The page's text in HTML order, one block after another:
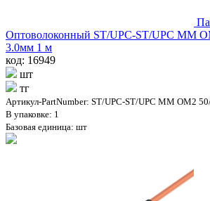
Оптоволоконный ST/UPC-ST/UPC MM
3.0мм 1 м
код: 16949
шт
тг
Артикул-PartNumber: ST/UPC-ST/UPC MM OM2
В упаковке: 1
Базовая единица: шт